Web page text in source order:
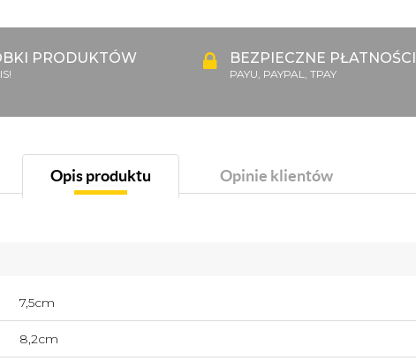
PRODUKTÓW BEZPIECZNE PŁATNOŚCI
PAYU, PAYPAL, TPAY
Opis produktu Opinie klientów
7,5cm
8,2cm